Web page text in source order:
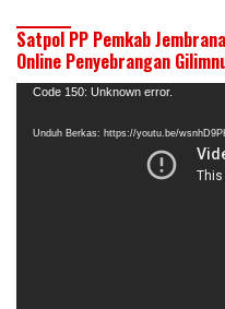
Satpol PP Pemkab
Online Penyebrangan
Pemutar
Code 150: Unknown error.
Unduh Berkas: https://youtu.be/